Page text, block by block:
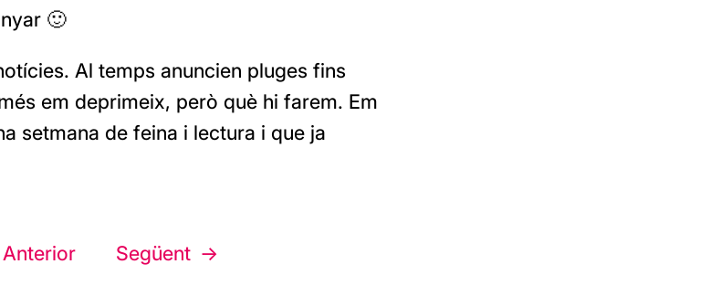
🙂
Al temps anuncien pluges fins
em deprimeix, però què hi farem. Em
setmana de feina i lectura i que ja
Anterior Següent